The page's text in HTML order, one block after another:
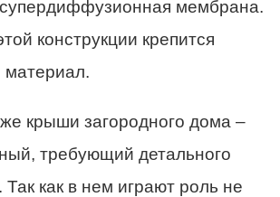
мембрана.
конструкции крепится
крыши загородного дома –
требующий детального
как в нем играют роль не